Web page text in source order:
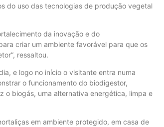
do uso das tecnologias de produção vegetal
da inovação e do
criar um ambiente favorável para que os
ressaltou.
e logo no início o visitante entra numa
o funcionamento do biodigestor,
o biogás, uma alternativa energética, limpa e
em ambiente protegido, em casa de